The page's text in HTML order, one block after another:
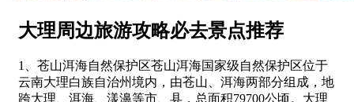
大理周边旅游攻略必去景点推荐
1、苍山洱海自然保护区苍山洱海国家级自然保护区位于
云南大理白族自治州境内，由苍山、洱海两部分组成，地
跨大理、洱海、漾濞等市、县，总面积79700公顷。大理